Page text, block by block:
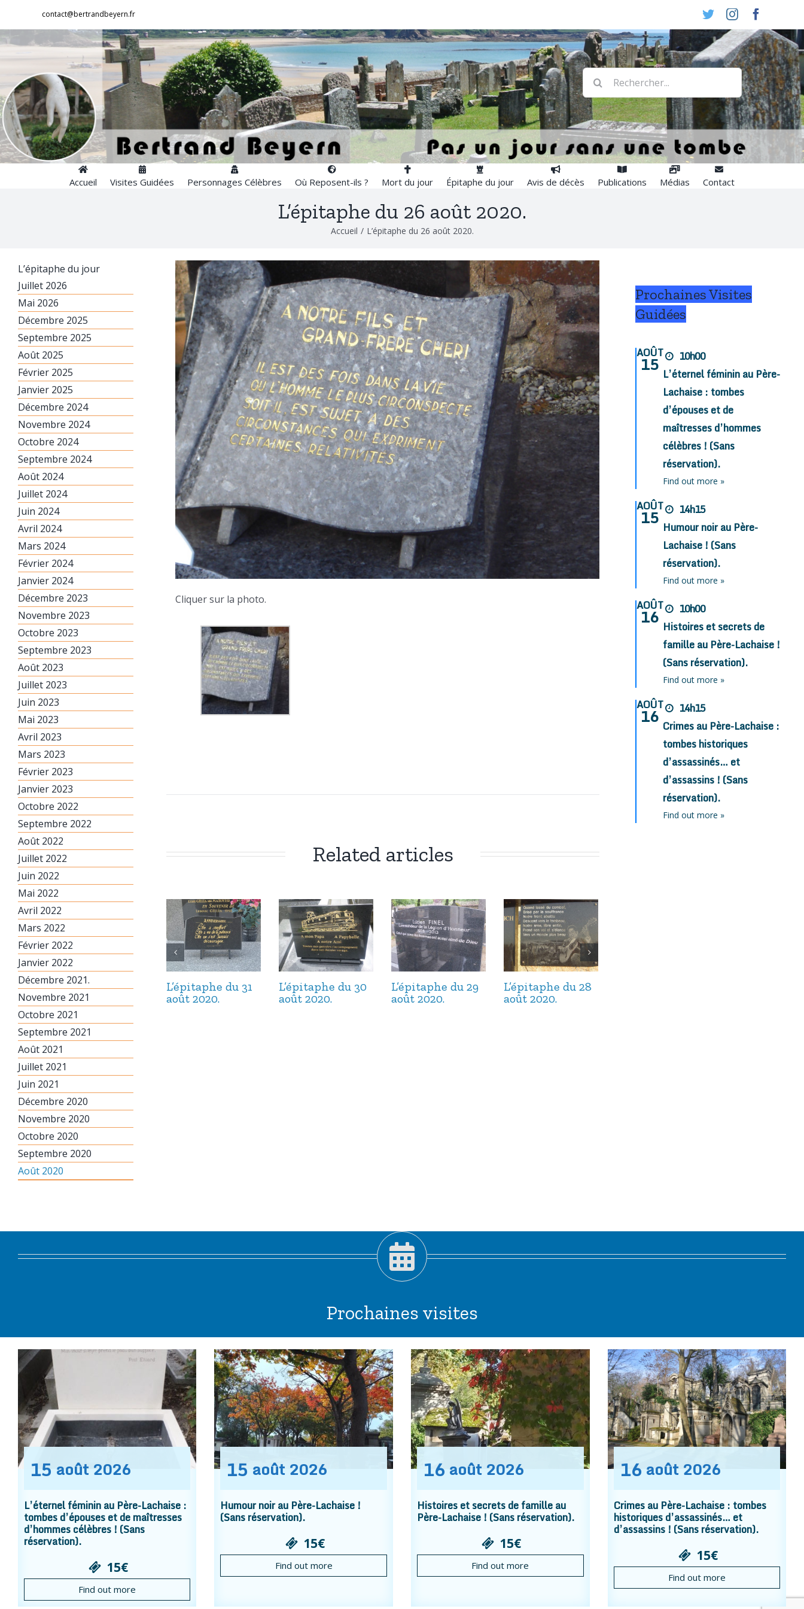
contenu
contact@bertrandbeyern.fr TwitterInstagram
Rechercher:
Accueil Visites Guidées Personnages Célèbres Où Reposent-ils ? Mort du jour Épitaphe du jour Avis de décès Publications Médias Contact
L’épitaphe du 26 août 2020.
Accueil / L’épitaphe du 26 août 2020.
Cliquer sur la photo.
Related articles
L’épitaphe du 31
août 2020.
L’épitaphe du 30
août 2020.
L’épitaphe du 29
août 2020.
L’épitaphe du 28
août 2020.
L’épitaphe du jour
Juillet 2026
Mai 2026
Décembre 2025
Septembre 2025
Août 2025
Février 2025
Janvier 2025
Décembre 2024
Novembre 2024
Octobre 2024
Septembre 2024
Août 2024
Juillet 2024
Juin 2024
Avril 2024
Mars 2024
Février 2024
Janvier 2024
Décembre 2023
Novembre 2023
Octobre 2023
Septembre 2023
Août 2023
Juillet 2023
Juin 2023
Mai 2023
Avril 2023
Mars 2023
Février 2023
Janvier 2023
Octobre 2022
Septembre 2022
Août 2022
Juillet 2022
Juin 2022
Mai 2022
Avril 2022
Mars 2022
Février 2022
Janvier 2022
Décembre 2021.
Novembre 2021
Octobre 2021
Septembre 2021
Août 2021
Juillet 2021
Juin 2021
Décembre 2020
Novembre 2020
Octobre 2020
Septembre 2020
Août 2020
Prochaines Visites
Guidées
AOÛT
15
10h00
L’éternel féminin au Père-
Lachaise : tombes
d’épouses et de
maîtresses d’hommes
célèbres ! (Sans
réservation).
Find out more »
AOÛT
15
14h15
Humour noir au Père-
Lachaise ! (Sans
réservation).
Find out more »
AOÛT
16
10h00
Histoires et secrets de
famille au Père-Lachaise !
(Sans réservation).
Find out more »
AOÛT
16
14h15
Crimes au Père-Lachaise :
tombes historiques
d’assassinés… et
d’assassins ! (Sans
réservation).
Find out more »
Prochaines visites
15 août 2026
L’éternel féminin au Père-Lachaise :
tombes d’épouses et de maîtresses
d’hommes célèbres ! (Sans
réservation).
15€
Find out more
15 août 2026
Humour noir au Père-Lachaise !
(Sans réservation).
15€
Find out more
16 août 2026
Histoires et secrets de famille au
Père-Lachaise ! (Sans réservation).
15€
Find out more
16 août 2026
Crimes au Père-Lachaise : tombes
historiques d’assassinés… et
d’assassins ! (Sans réservation).
15€
Find out more